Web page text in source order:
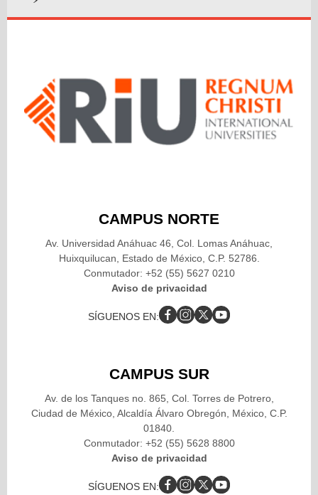
CAMPUS NORTE
Av. Universidad Anáhuac 46, Col. Lomas Anáhuac,
Huixquilucan, Estado de México, C.P. 52786.
Conmutador: +52 (55) 5627 0210
Aviso de privacidad
SÍGUENOS EN:
CAMPUS SUR
Av. de los Tanques no. 865, Col. Torres de Potrero,
Ciudad de México, Alcaldía Álvaro Obregón, México, C.P.
01840.
Conmutador: +52 (55) 5628 8800
Aviso de privacidad
SÍGUENOS EN: